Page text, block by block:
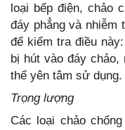
loại bếp điện, chảo
đáy phẳng và nhiễm
để kiểm tra điều
bị hút vào đáy
thể yên tâm sử dụng.
Trọng lượng
Các loại chảo